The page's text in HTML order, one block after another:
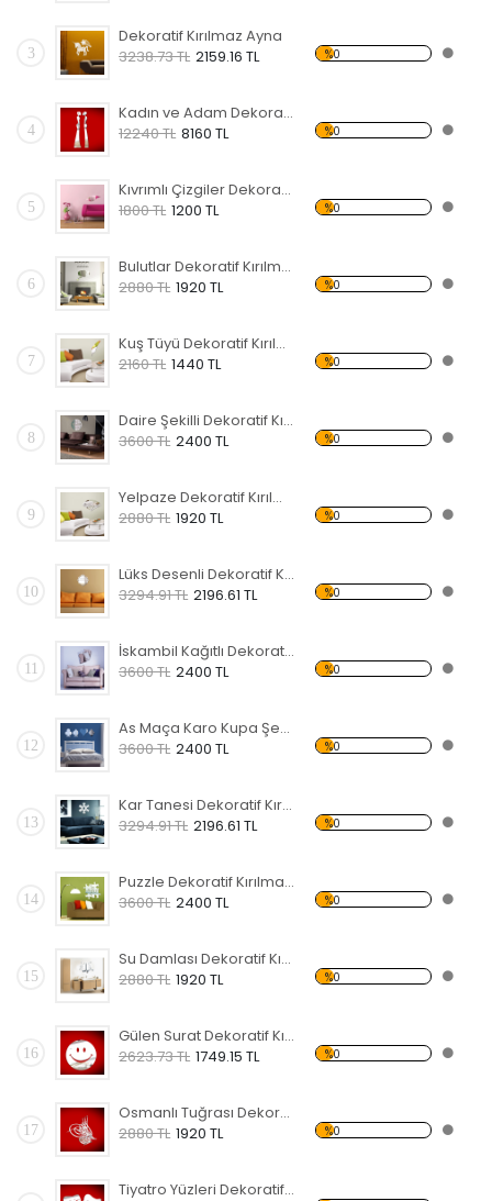
3
Dekoratif Kırılmaz Ayna
3238.73 TL 2159.16 TL %0
4
Kadın ve Adam Dekoratif Kırılmaz Ayna
12240 TL 8160 TL %0
5
Kıvrımlı Çizgiler Dekoratif Kırılmaz Ayna
1800 TL 1200 TL %0
6
Bulutlar Dekoratif Kırılmaz Ayna
2880 TL 1920 TL %0
7
Kuş Tüyü Dekoratif Kırılmaz Ayna
2160 TL 1440 TL %0
8
Daire Şekilli Dekoratif Kırılmaz Ayna
3600 TL 2400 TL %0
9
Yelpaze Dekoratif Kırılmaz Ayna
2880 TL 1920 TL %0
10
Lüks Desenli Dekoratif Kırılmaz Ayna
3294.91 TL 2196.61 TL %0
11
İskambil Kağıtlı Dekoratif Kırılmaz Ayna
3600 TL 2400 TL %0
12
As Maça Karo Kupa Şekilli Dekoratif Kırılmaz Ayna
3600 TL 2400 TL %0
13
Kar Tanesi Dekoratif Kırılmaz Ayna
3294.91 TL 2196.61 TL %0
14
Puzzle Dekoratif Kırılmaz Ayna
3600 TL 2400 TL %0
15
Su Damlası Dekoratif Kırılmaz Ayna
2880 TL 1920 TL %0
16
Gülen Surat Dekoratif Kırılmaz Ayna
2623.73 TL 1749.15 TL %0
17
Osmanlı Tuğrası Dekoratif Kırılmaz Ayna
2880 TL 1920 TL %0
Tiyatro Yüzleri Dekoratif Kırılmaz Ayna